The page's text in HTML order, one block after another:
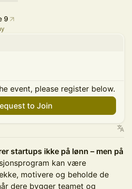
9
event, please register below.
to Join
startups ikke på lønn – men på
kan være
motivere og beholde de
dere bygger teamet og